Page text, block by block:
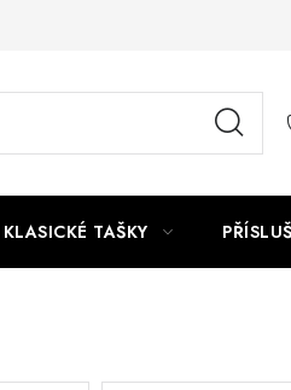
KLASICKÉ TAŠKY